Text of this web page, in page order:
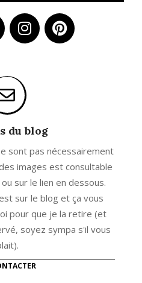
du blog
sont pas nécessairement
images est consultable
sur le lien en dessous.
sur le blog et ça vous
pour que je la retire (et
soyez sympa s'il vous